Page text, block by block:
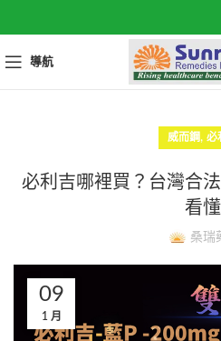
導航
威而鋼, 必
必利吉哪裡買？台灣合
看懂
桑瑞
09
1 月